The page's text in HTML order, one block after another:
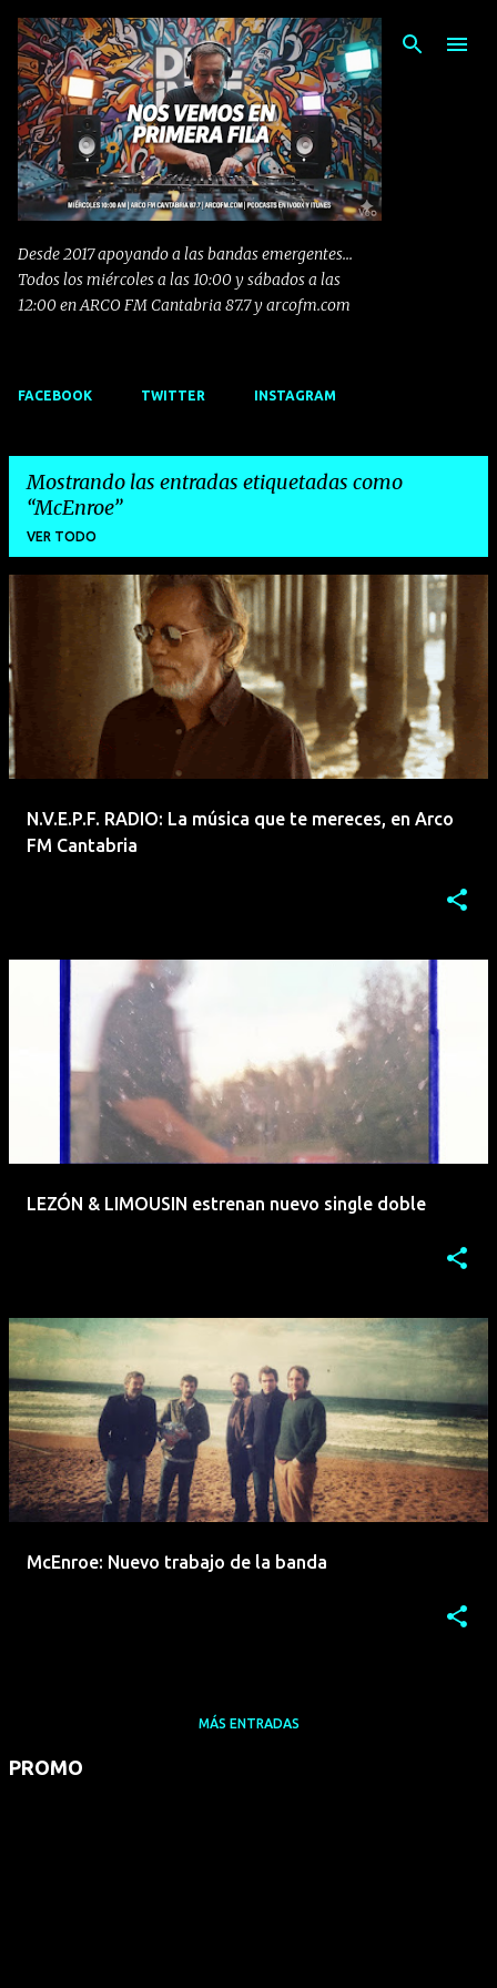
Ir al contenido principal
Desde 2017 apoyando a las bandas emergentes...
Todos los miércoles a las 10:00 y sábados a las
12:00 en ARCO FM Cantabria 87.7 y arcofm.com
FACEBOOK TWITTER INSTAGRAM
Mostrando las entradas etiquetadas como
McEnroe
VER TODO
E
n
t
r
a
d
N.V.E.P.F. RADIO: La música que te mereces, en Arco
FM Cantabria
LEZÓN & LIMOUSIN estrenan nuevo single doble
McEnroe: Nuevo trabajo de la banda
MÁS ENTRADAS
PROMO